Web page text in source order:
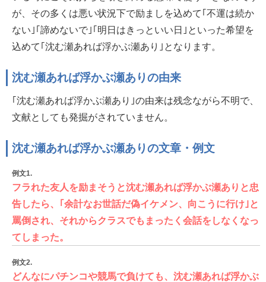
が、その多くは悪い状況下で励ましを込めて｢不運は続か
ない｣｢諦めないで｣｢明日はきっといい日｣といった希望を
込めて｢沈む瀬あれば浮かぶ瀬あり｣となります。
沈む瀬あれば浮かぶ瀬ありの由来
｢沈む瀬あれば浮かぶ瀬あり｣の由来は残念ながら不明で、
文献としても発掘がされていません。
沈む瀬あれば浮かぶ瀬ありの文章・例文
例文1.
フラれた友人を励まそうと沈む瀬あれば浮かぶ瀬ありと忠
告したら、｢余計なお世話だ偽イケメン、向こうに行け｣と
罵倒され、それからクラスでもまったく会話をしなくなっ
てしまった。
例文2.
どんなにパチンコや競馬で負けても、沈む瀬あれば浮かぶ